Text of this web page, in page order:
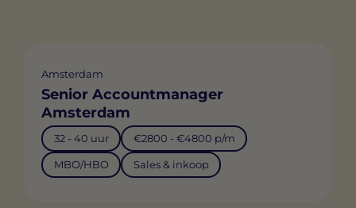
Amsterdam
Senior Accountmanager
Amsterdam
32 - 40 uur €2800 - €4800 p/m
MBO/HBO Sales & inkoop